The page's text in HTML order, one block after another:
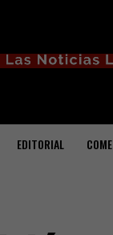
EDITORIAL